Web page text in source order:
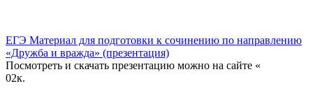
ЕГЭ Материал для подготовки к сочинению по направлению
«Дружба и вражда» (презентация)
Посмотреть и скачать презентацию можно на сайте «
02к.